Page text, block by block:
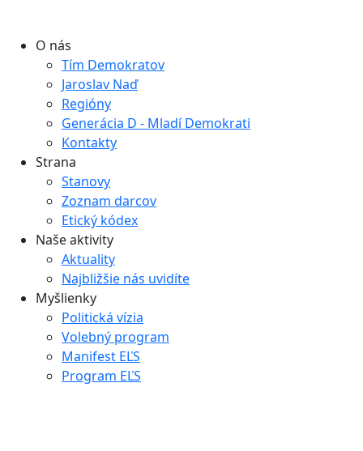
O nás
Tím Demokratov
Jaroslav Naď
Regióny
Generácia D - Mladí Demokrati
Kontakty
Strana
Stanovy
Zoznam darcov
Etický kódex
Naše aktivity
Aktuality
Najbližšie nás uvidíte
Myšlienky
Politická vízia
Volebný program
Manifest EĽS
Program EĽS